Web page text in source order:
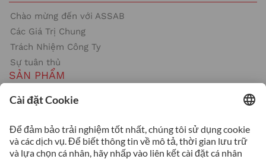
Chào mừng đến với ASSAB
Các Giá Trị Chung
Trách Nhiệm Công Ty
Sự tuân thủ
SẢN PHẨM
Thép công cụ
Gia Công Nguội
Nhựa